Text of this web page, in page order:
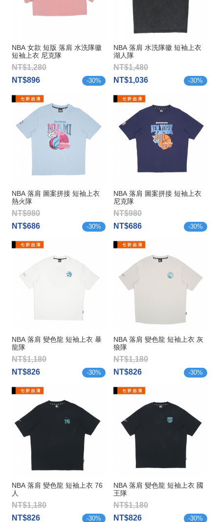
NBA 女款 短版 落肩 水洗隊徽
短袖上衣 尼克隊
NT$1,280
NT$896
-30%
NBA 落肩 水洗隊徽 短袖上衣
湖人隊
NT$1,480
NT$1,036
-30%
NBA 落肩 圖案拼接 短袖上衣
熱火隊
NT$980
NT$686
-30%
NBA 落肩 圖案拼接 短袖上衣
尼克隊
NT$980
NT$686
-30%
NBA 落肩 變色龍 短袖上衣 暴
龍隊
NT$1,180
NT$826
-30%
NBA 落肩 變色龍 短袖上衣 灰
狼隊
NT$1,180
NT$826
-30%
NBA 落肩 變色龍 短袖上衣 76
人
NT$1,180
NT$826
-30%
NBA 落肩 變色龍 短袖上衣 國
王隊
NT$1,180
NT$826
-30%